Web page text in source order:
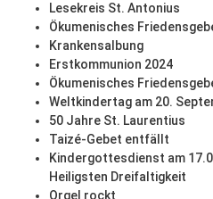
Lesekreis St. Antonius
Ökumenisches
Krankensalbung
Erstkommunion 2024
Ökumenisches
Weltkindertag am 20.
50 Jahre St. Laurentius
Taizé-Gebet entfällt
Kindergottesdienst am
Heiligsten Dreifaltigkeit
Orgel rockt